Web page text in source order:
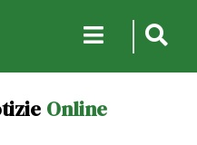
Online